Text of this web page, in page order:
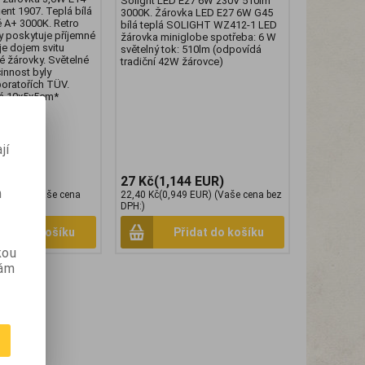
1907. Teplá bílá
3000K. Retro
poskytuje příjemné
dojem svitu
žárovky. Světelné
byly
TÜV.
10x5x5cm*
EUR)
(Vaše cena
do košíku
3000K. Žárovka LED E27 6W G45
bílá teplá SOLIGHT WZ412-1 LED
žárovka miniglobe spotřeba: 6 W
světelný tok: 510lm (odpovídá
tradiční 42W žárovce)
27 Kč(1,144 EUR)
22,40 Kč(0,949 EUR) (Vaše cena bez
DPH:)
Přidat do košíku